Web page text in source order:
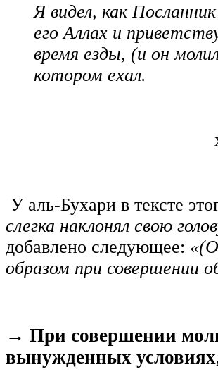
Я видел, как
его Аллах и
время езды, (и он
котором ехал.
У аль-Бухари в тексте
слегка наклонял свою
добавлено следующее:
образом при совершении
→ При совершении
вынужденных